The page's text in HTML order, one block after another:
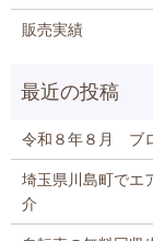
販売実績
令和８年８月 ブ
埼玉県川島町でエ
介